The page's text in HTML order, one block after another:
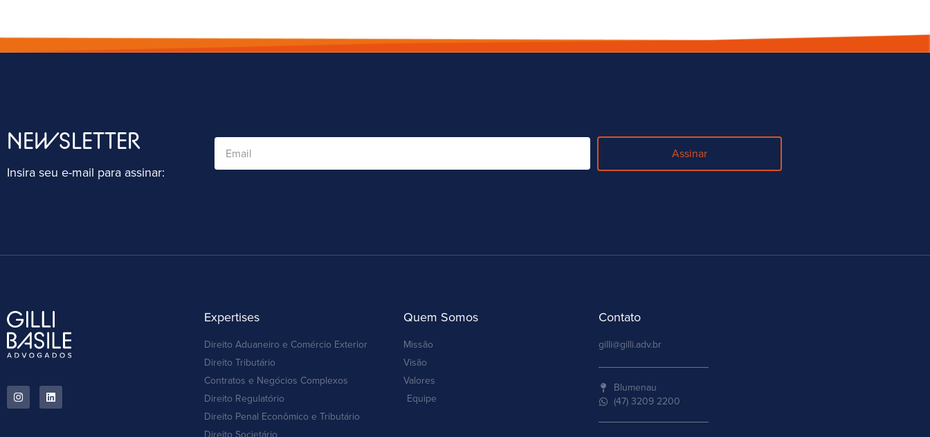
NEWSLETTER
Insira seu e-mail para assinar:
Assinar
Expertises
Direito Aduaneiro e Comércio Exterior
Direito Tributário
Contratos e Negócios Complexos
Direito Regulatório
Direito Penal Econômico e Tributário
Direito Societário
Quem Somos
Missão
Visão
Valores
Equipe
Contato
gilli@gilli.adv.br
Blumenau
(47) 3209 2200